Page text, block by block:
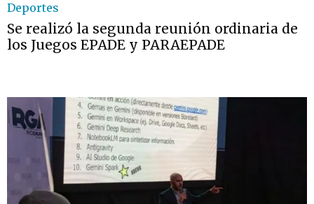
Deportes
Se realizó la segunda reunión ordinaria de
los Juegos EPADE y PARAEPADE